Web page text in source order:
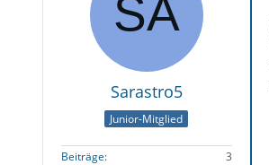
Sarastro5
Junior-Mitglied
Beiträge
3